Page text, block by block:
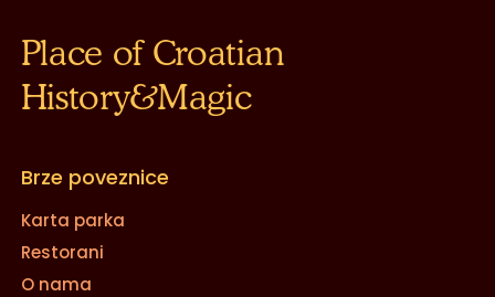
Place of Croatian
History&Magic
Brze poveznice
Karta parka
Restorani
O nama